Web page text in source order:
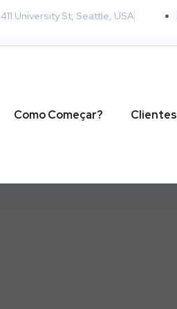
411 University St, Seattle, USA
Como Começar? Clientes